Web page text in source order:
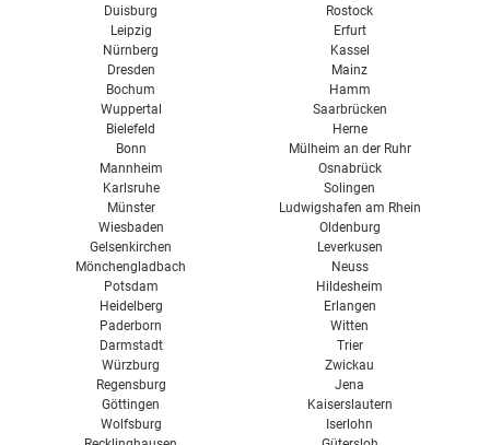
Duisburg
Leipzig
Nürnberg
Dresden
Bochum
Wuppertal
Bielefeld
Bonn
Mannheim
Karlsruhe
Münster
Wiesbaden
Gelsenkirchen
Mönchengladbach
Rostock
Erfurt
Kassel
Mainz
Hamm
Saarbrücken
Herne
Mülheim an der Ruhr
Osnabrück
Solingen
Ludwigshafen am Rhein
Oldenburg
Leverkusen
Neuss
Potsdam
Heidelberg
Paderborn
Darmstadt
Würzburg
Regensburg
Göttingen
Wolfsburg
Hildesheim
Erlangen
Witten
Trier
Zwickau
Jena
Kaiserslautern
Iserlohn